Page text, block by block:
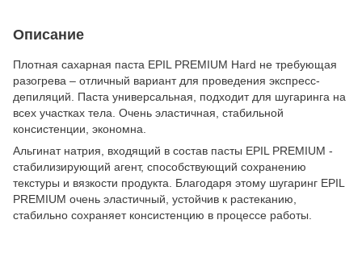
Описание
Плотная сахарная паста EPIL PREMIUM Hard не требующая
разогрева – отличный вариант для проведения экспресс-
депиляций. Паста универсальная, подходит для шугаринга на
всех участках тела. Очень эластичная, стабильной
консистенции, экономна.
Альгинат натрия, входящий в состав пасты EPIL PREMIUM -
стабилизирующий агент, способствующий сохранению
текстуры и вязкости продукта. Благодаря этому шугаринг EPIL
PREMIUM очень эластичный, устойчив к растеканию,
стабильно сохраняет консистенцию в процессе работы.